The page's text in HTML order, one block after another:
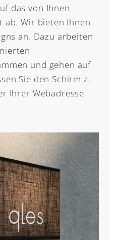
das von Ihnen
ab. Wir bieten Ihnen
an. Dazu arbeiten
und gehen auf
Sie den Schirm z.
Ihrer Webadresse